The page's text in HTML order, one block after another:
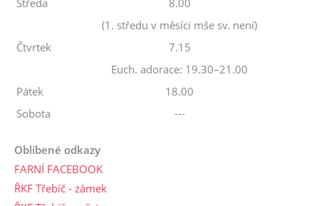
Středa
8.00
(1. středu v měsíci mše sv. není)
Čtvrtek
7.15
Euch. adorace: 19.30–21.00
Pátek
18.00
Sobota
---
Oblíbené odkazy
FARNÍ FACEBOOK
ŘKF Třebíč - zámek